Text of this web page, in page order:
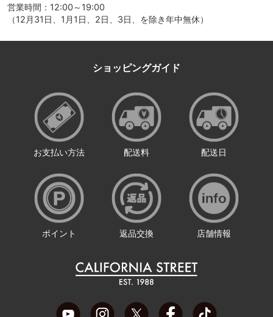
営業時間：12:00～19:00
（12月31日、1月1日、2日、3日、を除き年中無休）
ショッピングガイド
お支払い方法 配送料 配送日
ポイント 返品交換 店舗情報